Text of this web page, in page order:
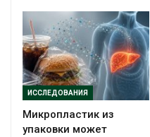
ИССЛЕДОВАНИЯ
Микропластик из
упаковки может